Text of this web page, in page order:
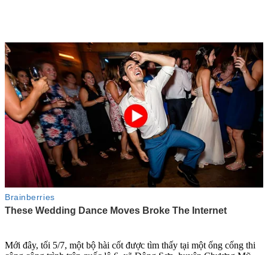
Mới đây, tối 5/7, một bộ hài cốt được tìm thấy tại một ống cống thi